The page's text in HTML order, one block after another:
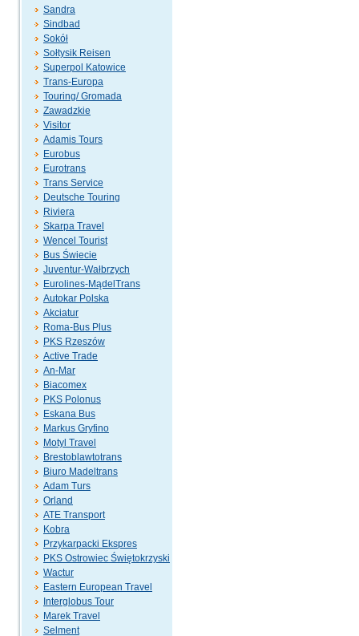
Sandra
Sindbad
Sokół
Sołtysik Reisen
Superpol Katowice
Trans-Europa
Touring/ Gromada
Zawadzkie
Visitor
Adamis Tours
Eurobus
Eurotrans
Trans Service
Deutsche Touring
Riviera
Skarpa Travel
Wencel Tourist
Bus Świecie
Juventur-Wałbrzych
Eurolines-MądelTrans
Autokar Polska
Akciatur
Roma-Bus Plus
PKS Rzeszów
Active Trade
An-Mar
Biacomex
PKS Polonus
Eskana Bus
Markus Gryfino
Motyl Travel
Brestoblawtotrans
Biuro Madeltrans
Adam Turs
Orland
ATE Transport
Kobra
Przykarpacki Ekspres
PKS Ostrowiec Świętokrzyski
Wactur
Eastern European Travel
Interglobus Tour
Marek Travel
Selment